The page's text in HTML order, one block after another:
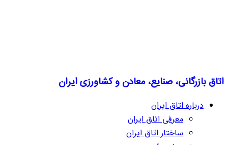
اتاق بازرگانی، صنایع، معادن و کشاورزی ایران
درباره اتاق ایران
معرفی اتاق ایران
ساختار اتاق ایران